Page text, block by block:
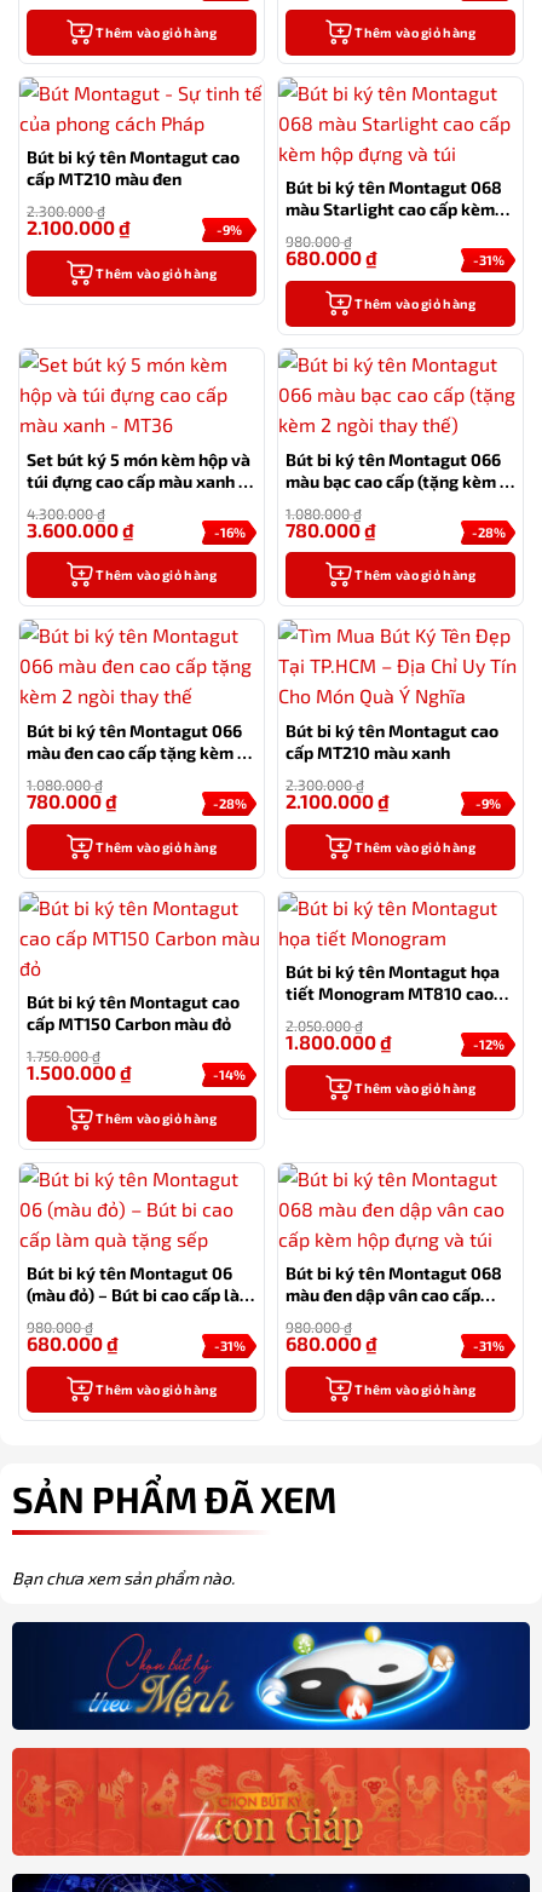
Thêm vào giỏ hàng Thêm vào giỏ hàng
Bút bi ký tên Montagut cao
cấp MT210 màu đen
2.300.000₫
-9%
2.100.000₫
Thêm vào giỏ hàng
Bút bi ký tên Montagut 068
màu Starlight cao cấp kèm
980.000₫
-31%
680.000₫
Thêm vào giỏ hàng
Set bút ký 5 món kèm hộp và
túi đựng cao cấp màu xanh –
4.300.000₫
-16%
3.600.000₫
Thêm vào giỏ hàng
Bút bi ký tên Montagut 066
màu bạc cao cấp (tặng kèm 2
1.080.000₫
-28%
780.000₫
Thêm vào giỏ hàng
Bút bi ký tên Montagut 066
màu đen cao cấp tặng kèm 2
1.080.000₫
-28%
780.000₫
Thêm vào giỏ hàng
Bút bi ký tên Montagut cao
cấp MT210 màu xanh
2.300.000₫
-9%
2.100.000₫
Thêm vào giỏ hàng
Bút bi ký tên Montagut cao
cấp MT150 Carbon màu đỏ
1.750.000₫
-14%
1.500.000₫
Thêm vào giỏ hàng
Bút bi ký tên Montagut họa
tiết Monogram MT810 cao
2.050.000₫
-12%
1.800.000₫
Thêm vào giỏ hàng
Bút bi ký tên Montagut 06
(màu đỏ) – Bút bi cao cấp làm
980.000₫
-31%
680.000₫
Thêm vào giỏ hàng
Bút bi ký tên Montagut 068
màu đen dập vân cao cấp
980.000₫
-31%
680.000₫
Thêm vào giỏ hàng
SẢN PHẨM ĐÃ XEM
Bạn chưa xem sản phẩm nào.